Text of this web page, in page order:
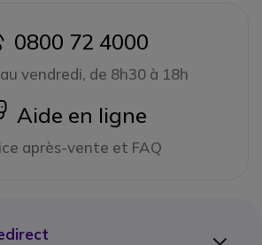
icon
0800 72 4000
vendredi, de 8h30 à 18h
icon
Aide en ligne
après-vente et FAQ